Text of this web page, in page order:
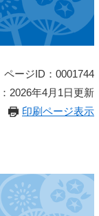
ページID：0001744
2026年4月1日更新
印刷ページ表示